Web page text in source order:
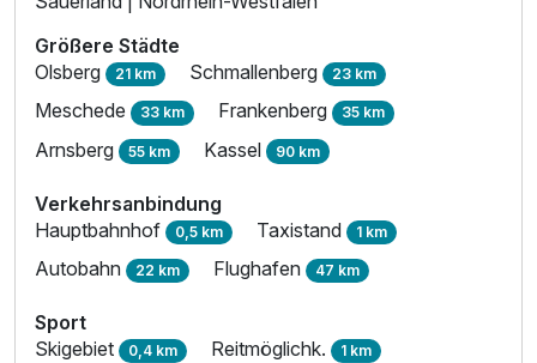
Größere Städte
Olsberg 21 km Schmallenberg 23 km
Meschede 33 km Frankenberg 35 km
Arnsberg 55 km Kassel 90 km
Verkehrsanbindung
Hauptbahnhof 0,5 km Taxistand 1 km
Autobahn 22 km Flughafen 47 km
Sport
Skigebiet 0,4 km Reitmöglichk. 1 km